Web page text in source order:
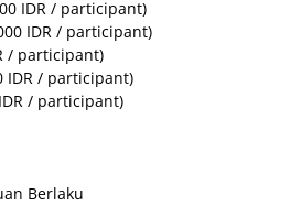
IDR / participant)
IDR / participant)
/ participant)
IDR / participant)
/ participant)
Berlaku